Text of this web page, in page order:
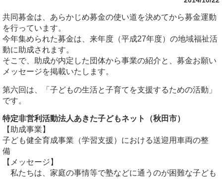
共同募金は、あらかじめ募金の使い道を決めてから募金運動
を行っています。
今年集められた募金は、来年度（平成27年度）の地域福祉活
動に助成されます。
そこで、助成が内定した団体から事業の紹介と、募金お願い
メッセージを掲載いたします。
第六回は、「子どもの生活と子育てを支援するための活動」
です。
特定非営利活動法人あきた子どもネット（秋田市）
【助成事業】
子ども健全育成事業（学習支援）における送迎用車両の整
備
【メッセージ】
私たちは、家庭の事情等で塾などに通うのが困難な子ども